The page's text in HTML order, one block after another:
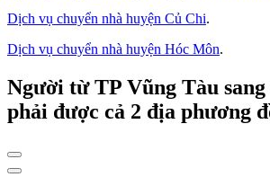
Dịch vụ chuyển nhà huyện Củ Chi.
Dịch vụ chuyển nhà huyện Hóc Môn.
Người từ TP Vũng Tàu sang
phải được cả 2 địa phương